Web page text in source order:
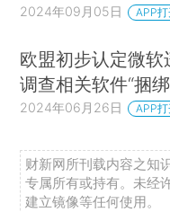
2024年09月05日 APP
欧盟初步认定微软
调查相关软件“捆
2024年06月26日 APP
财新网所刊载内容之知
专属所有或持有。未经
建立镜像等任何使用。